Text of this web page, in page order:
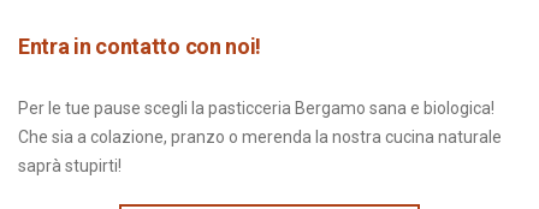
Entra in contatto con noi!
Per le tue pause scegli la pasticceria Bergamo sana e biologica!
Che sia a colazione, pranzo o merenda la nostra cucina naturale
saprà stupirti!